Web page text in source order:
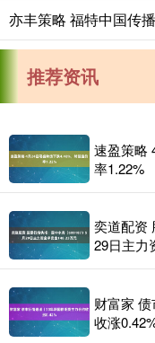
推荐资讯
速盈策略
率1.22%
奕道配资
29日主力
财富家
收涨